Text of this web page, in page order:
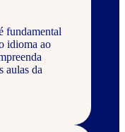
fundamental
idioma ao
aulas da